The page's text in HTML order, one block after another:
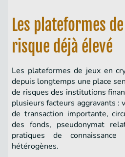
Les plateformes
risque déjà élevé
Les plateformes de jeux en
depuis longtemps une place
de risques des institutions
plusieurs facteurs aggravants :
de transaction importante,
des fonds, pseudonymat
pratiques de connaissance
hétérogènes.